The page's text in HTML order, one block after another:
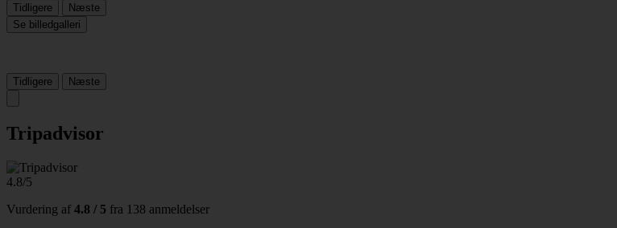
Tidligere
Næste
Se billedgalleri
Tidligere Næste
Tripadvisor
4.8/5
Vurdering af 4.8 / 5 fra 138 anmeldelser